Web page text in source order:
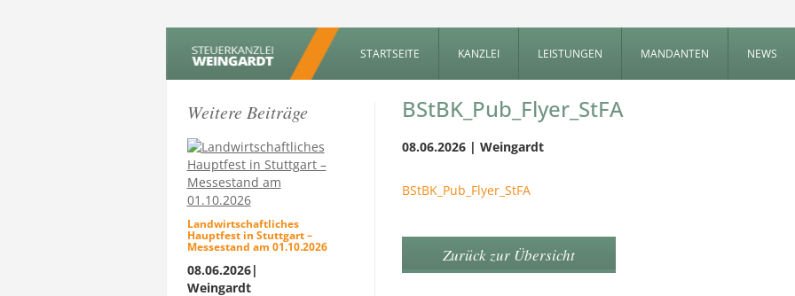
STARTSEITE KANZLEI LEISTUNGEN MANDANTEN NEWS
Weitere Beiträge
Landwirtschaftliches
Hauptfest in Stuttgart –
Messestand am 01.10.2026
08.06.2026|
Weingardt
BStBK_Pub_Flyer_StFA
08.06.2026 | Weingardt
BStBK_Pub_Flyer_StFA
Zurück zur Übersicht